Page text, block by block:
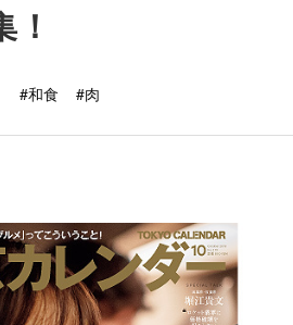
#和食 #肉